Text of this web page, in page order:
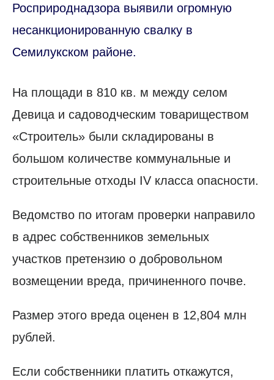
Росприроднадзора выявили огромную
несанкционированную свалку в
Семилукском районе.
На площади в 810 кв. м между селом
Девица и садоводческим товариществом
«Строитель» были складированы в
большом количестве коммунальные и
строительные отходы IV класса опасности.
Ведомство по итогам проверки направило
в адрес собственников земельных
участков претензию о добровольном
возмещении вреда, причиненного почве.
Размер этого вреда оценен в 12,804 млн
рублей.
Если собственники платить откажутся,